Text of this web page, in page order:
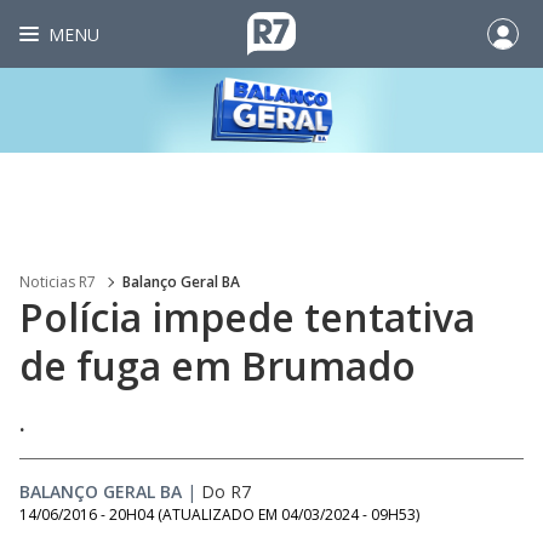
MENU
Noticias R7 Balanço Geral BA
Polícia impede tentativa
de fuga em Brumado
.
BALANÇO GERAL BA | Do R7
14/06/2016 - 20H04 (ATUALIZADO EM 04/03/2024 - 09H53)